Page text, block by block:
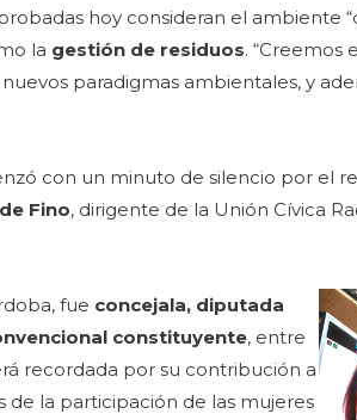
hoy consideran el ambiente
la gestión de residuos. “Creemos
paradigmas ambientales, y
con un minuto de silencio por el
Fino, dirigente de la Unión Cívica
fue concejala, diputada
constituyente, entre
recordada por su contribución a
de la participación de las mujeres